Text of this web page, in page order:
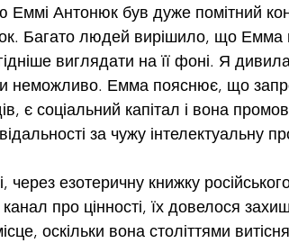
Еммі Антонюк був дуже помітний
Багато людей вирішило, що Емма
виглядати на її фоні. Я
неможливо. Емма пояснює, що
є соціальний капітал і вона
за чужу інтелектуальну
через езотеричну книжку
канал про цінності, їх довелося
оскільки вона століттями